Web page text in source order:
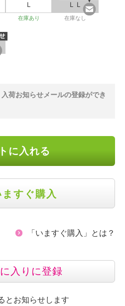
Ｌ
在庫あり
ＬＬ
在庫なし
荷お知らせメールの登録ができ
に入れる
ますぐ購入
「いますぐ購入」とは？
入りに登録
とお知らせします